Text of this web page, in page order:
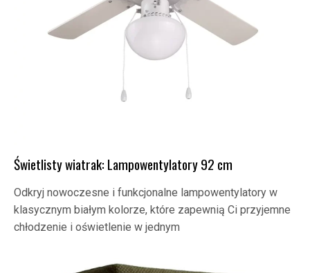
Świetlisty wiatrak: Lampowentylatory 92 cm
Odkryj nowoczesne i funkcjonalne lampowentylatory w
klasycznym białym kolorze, które zapewnią Ci przyjemne
chłodzenie i oświetlenie w jednym